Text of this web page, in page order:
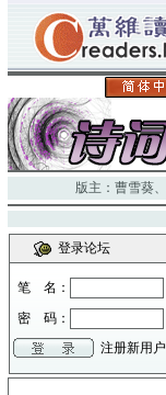
版主： 曹雪葵、
登录论坛
笔 名：
密 码：
注册新用户